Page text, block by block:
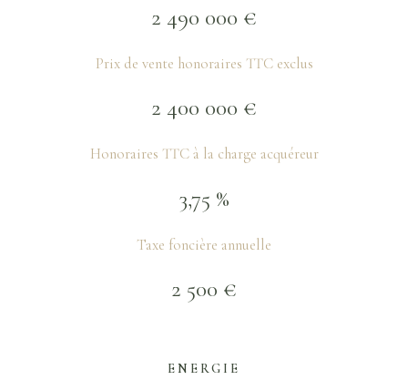
2 490 000 €
Prix de vente honoraires TTC exclus
2 400 000 €
Honoraires TTC à la charge acquéreur
3,75 %
Taxe foncière annuelle
2 500 €
ENERGIE